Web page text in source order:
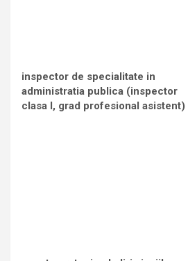
inspector de specialitate in
administratia publica (inspector
clasa I, grad profesional asistent)